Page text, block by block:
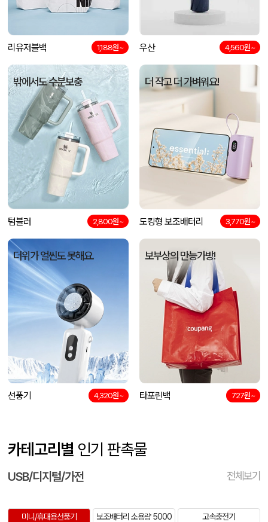
리유저블백 1,188원~ 우산 4,560원~
밖에서도 수분보충
텀블러 2,800원~
더 작고 더 가벼워요!
도킹형 보조배터리 3,770원~
더위가 얼씬도 못해요.
선풍기 4,320원~
보부상의 만능가방!
타포린백 727원~
카테고리별 인기 판촉물
USB/디지털/가전 전체보기
미니/휴대용선풍기 보조배터리 소용량 5000 고속충전기